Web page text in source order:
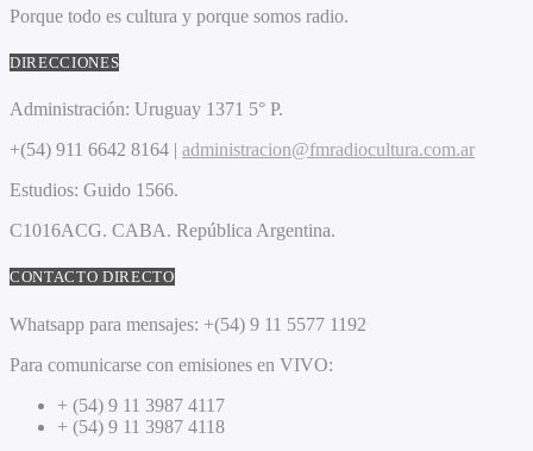
Porque todo es cultura y porque somos radio.
DIRECCIONES
Administración: Uruguay 1371 5° P.
+(54) 911 6642 8164 | administracion@fmradiocultura.com.ar
Estudios: Guido 1566.
C1016ACG. CABA. República Argentina.
CONTACTO DIRECTO
Whatsapp para mensajes: +(54) 9 11 5577 1192
Para comunicarse con emisiones en VIVO:
+ (54) 9 11 3987 4117
+ (54) 9 11 3987 4118